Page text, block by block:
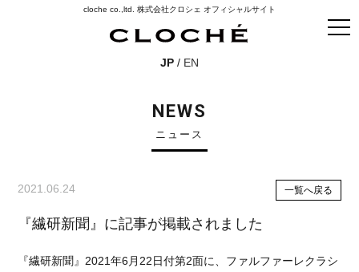
cloche co.,ltd. 株式会社クロシェ オフィシャルサイト
JP/ EN
NEWS
ニュース
2021.06.24 一覧へ戻る
『繊研新聞』に記事が掲載されました
『繊研新聞』2021年6月22日付第2面に、ファルファーレクラシ